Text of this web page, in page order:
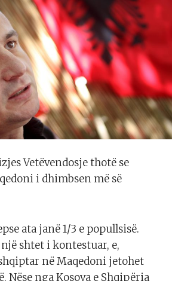
Vetëvendosje thotë se
i dhimbsen më së
ata janë 1/3 e popullsisë.
shtet i kontestuar, e,
në Maqedoni jetohet
Nëse nga Kosova e Shqipëria